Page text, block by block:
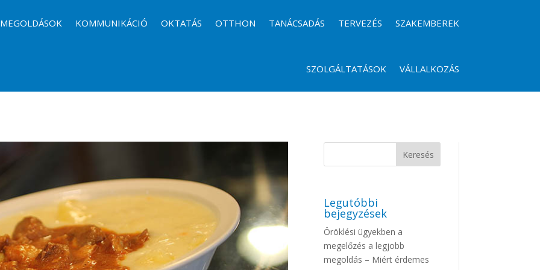
KOMMUNIKÁCIÓ OKTATÁS OTTHON TANÁCSADÁS TERVEZÉS SZAKEMBEREK
SZOLGÁLTATÁSOK VÁLLALKOZÁS
Legutóbbi
bejegyzések
Öröklési ügyekben a
megelőzés a legjobb
megoldás – Miért érdemes